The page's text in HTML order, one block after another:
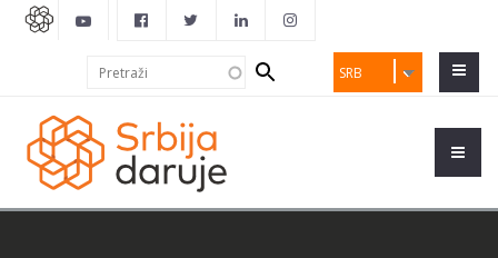
SRB
Search
form